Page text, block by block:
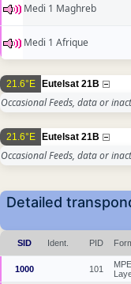
Medi 1 Maghreb
Medi 1 Afrique
21.6°E Eutelsat 21B
Occasional Feeds, data or
21.6°E Eutelsat 21B
Occasional Feeds, data or
Detailed
SID Ident. PID
1000 101